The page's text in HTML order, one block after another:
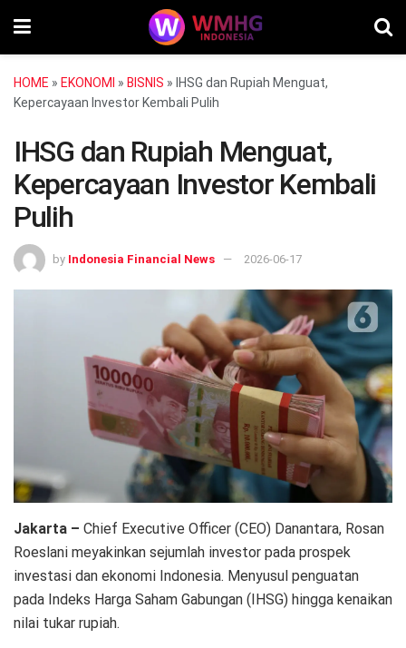
HOME » EKONOMI » BISNIS » IHSG dan Rupiah Menguat,
Kepercayaan Investor Kembali Pulih
IHSG dan Rupiah Menguat,
Kepercayaan Investor Kembali
Pulih
by Indonesia Financial News 2026-06-17
Jakarta – Chief Executive Officer (CEO) Danantara, Rosan
Roeslani meyakinkan sejumlah investor pada prospek
investasi dan ekonomi Indonesia. Menyusul penguatan
pada Indeks Harga Saham Gabungan (IHSG) hingga kenaikan
nilai tukar rupiah.